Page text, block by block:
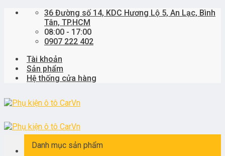
Skip
36 Đường số 14, KDC Hương Lộ 5, An Lạc, Bình
Tân, TP.HCM
08:00 - 17:00
0907 222 402
Tài khoản
Sản phẩm
Hệ thống cửa hàng
Danh mục sản phẩm